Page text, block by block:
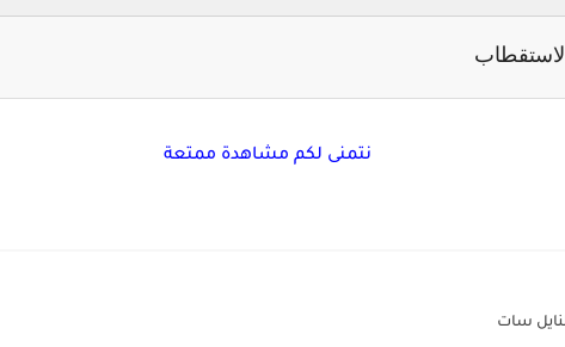
الاستقطاب
نتمنى لكم مشاهدة ممتعة